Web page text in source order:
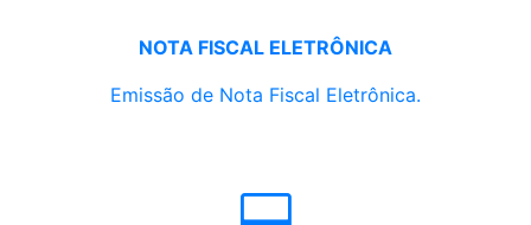
NOTA FISCAL ELETRÔNICA
Emissão de Nota Fiscal Eletrônica.